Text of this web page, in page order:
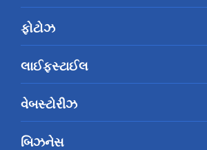
ફોટોઝ
લાઈફસ્ટાઈલ
વેબસ્ટોરીઝ
બિઝનેસ